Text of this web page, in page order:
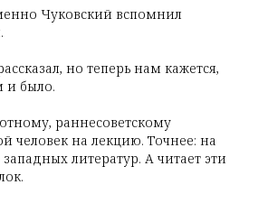
Чуковский вспомнил
но теперь нам кажется,
и было.
раннесоветскому
человек на лекцию. Точнее: на
литератур. А читает эти